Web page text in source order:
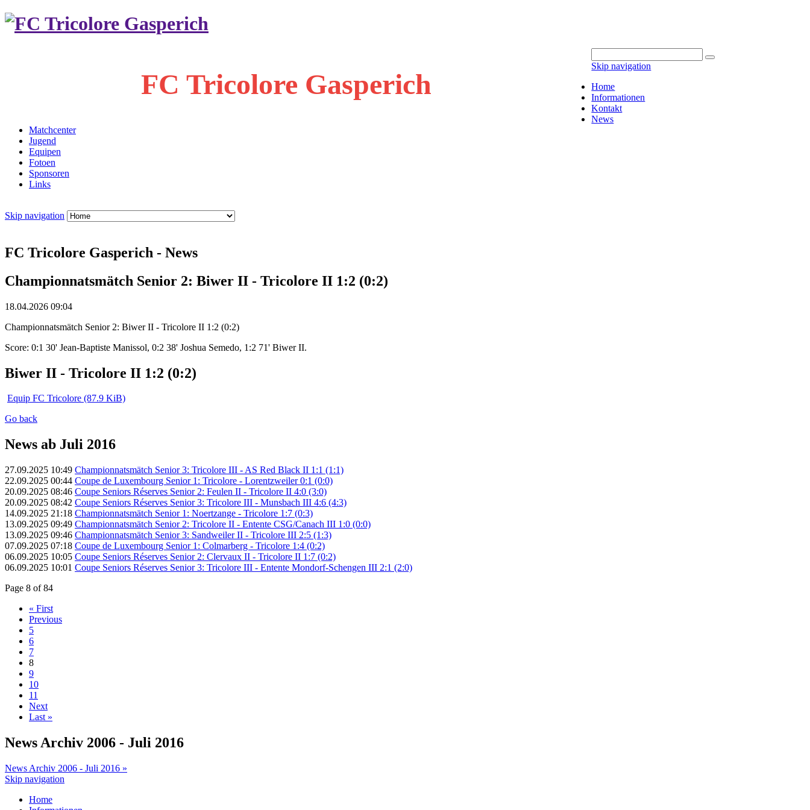
FC Tricolore Gasperich
Skip navigation
Home
Informationen
Kontakt
News
Matchcenter
Jugend
Equipen
Fotoen
Sponsoren
Links
Skip navigation
FC Tricolore Gasperich - News
Championnatsmätch Senior 2: Biwer II - Tricolore II 1:2 (0:2)
18.04.2026 09:04
Championnatsmätch Senior 2: Biwer II - Tricolore II 1:2 (0:2)
Score: 0:1 30' Jean-Baptiste Manissol, 0:2 38' Joshua Semedo, 1:2 71' Biwer II.
Biwer II - Tricolore II 1:2 (0:2)
Equip FC Tricolore (87.9 KiB)
Go back
News ab Juli 2016
27.09.2025 10:49 Championnatsmätch Senior 3: Tricolore III - AS Red Black II 1:1 (1:1)
22.09.2025 00:44 Coupe de Luxembourg Senior 1: Tricolore - Lorentzweiler 0:1 (0:0)
20.09.2025 08:46 Coupe Seniors Réserves Senior 2: Feulen II - Tricolore II 4:0 (3:0)
20.09.2025 08:42 Coupe Seniors Réserves Senior 3: Tricolore III - Munsbach III 4:6 (4:3)
14.09.2025 21:18 Championnatsmätch Senior 1: Noertzange - Tricolore 1:7 (0:3)
13.09.2025 09:49 Championnatsmätch Senior 2: Tricolore II - Entente CSG/Canach III 1:0 (0:0)
13.09.2025 09:46 Championnatsmätch Senior 3: Sandweiler II - Tricolore III 2:5 (1:3)
07.09.2025 07:18 Coupe de Luxembourg Senior 1: Colmarberg - Tricolore 1:4 (0:2)
06.09.2025 10:05 Coupe Seniors Réserves Senior 2: Clervaux II - Tricolore II 1:7 (0:2)
06.09.2025 10:01 Coupe Seniors Réserves Senior 3: Tricolore III - Entente Mondorf-Schengen III 2:1 (2:0)
Page 8 of 84
« First
Previous
5
6
7
8
9
10
11
Next
Last »
News Archiv 2006 - Juli 2016
News Archiv 2006 - Juli 2016 »
Skip navigation
Home